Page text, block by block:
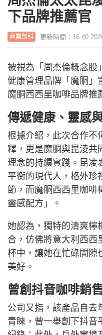
下品牌推薦官
商業創科 更新時間：16:40
被視為「周杰倫概念股
健康管理品牌「魔胴」
魔胴西西里咖啡品牌推
傳遞健康、靈感
根據介紹，此次合作不
釋，更是魔胴與昆淩共
理念的持續實踐。昆凌
平衡的現代人，格外珍
節，而魔胴西西里咖啡
靈感配方」。
她認為，獨特的清爽檸
合，仿佛將意大利西西
杯中，讓她在忙碌間隙
美好。
曾創抖音咖啡銷
公司又指，該產品自去
青睞，曾一舉創下抖音